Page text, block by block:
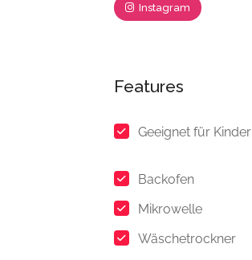
Instagram
Features
Geeignet für Kinder
Backofen
Mikrowelle
Wäschetrockner